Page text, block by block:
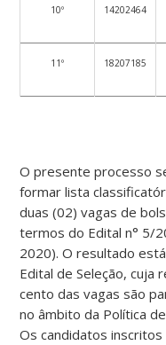
10º 14202464
11º 18207185
O presente processo
formar lista
duas (02) vagas de
termos do Edital n° 5/
2020). O resultado
Edital de Seleção, cuja
cento das vagas são
no âmbito da Política
Os candidatos